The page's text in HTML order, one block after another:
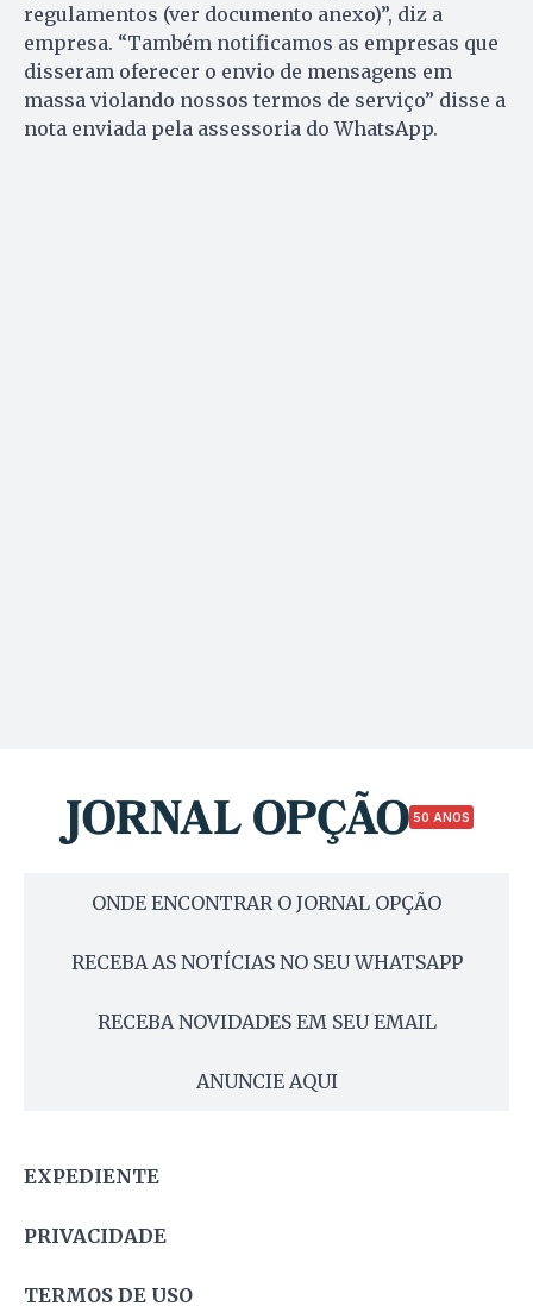
regulamentos (ver documento anexo)”, diz a
empresa. “Também notificamos as empresas que
disseram oferecer o envio de mensagens em
massa violando nossos termos de serviço” disse a
nota enviada pela assessoria do WhatsApp.
50 ANOS
ONDE ENCONTRAR O JORNAL OPÇÃO
RECEBA AS NOTÍCIAS NO SEU WHATSAPP
RECEBA NOVIDADES EM SEU EMAIL
ANUNCIE AQUI
EXPEDIENTE
PRIVACIDADE
TERMOS DE USO